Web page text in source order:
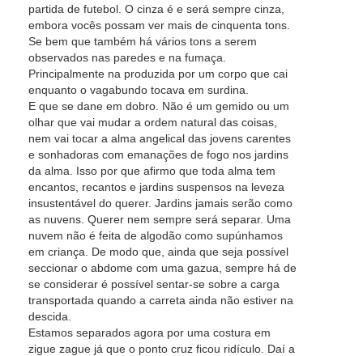
partida de futebol. O cinza é e será sempre cinza,
embora vocês possam ver mais de cinquenta tons.
Se bem que também há vários tons a serem
observados nas paredes e na fumaça.
Principalmente na produzida por um corpo que cai
enquanto o vagabundo tocava em surdina.
E que se dane em dobro. Não é um gemido ou um
olhar que vai mudar a ordem natural das coisas,
nem vai tocar a alma angelical das jovens carentes
e sonhadoras com emanações de fogo nos jardins
da alma. Isso por que afirmo que toda alma tem
encantos, recantos e jardins suspensos na leveza
insustentável do querer. Jardins jamais serão como
as nuvens. Querer nem sempre será separar. Uma
nuvem não é feita de algodão como supúnhamos
em criança. De modo que, ainda que seja possível
seccionar o abdome com uma gazua, sempre há de
se considerar é possível sentar-se sobre a carga
transportada quando a carreta ainda não estiver na
descida.
Estamos separados agora por uma costura em
zigue zague já que o ponto cruz ficou ridículo. Daí a